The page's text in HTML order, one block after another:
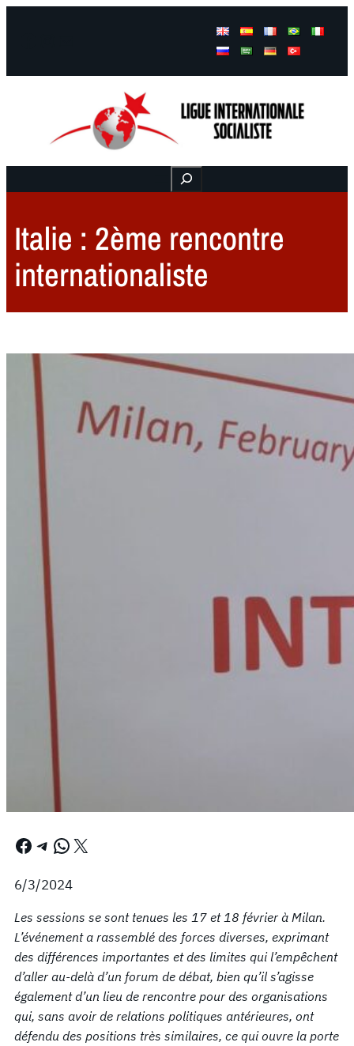
Buscar
Italie : 2ème rencontre
internationaliste
Facebook Telegram WhatsApp X
6/3/2024
Les sessions se sont tenues les 17 et 18 février à Milan.
L’événement a rassemblé des forces diverses, exprimant
des différences importantes et des limites qui l’empêchent
d’aller au-delà d’un forum de débat, bien qu’il s’agisse
également d’un lieu de rencontre pour des organisations
qui, sans avoir de relations politiques antérieures, ont
défendu des positions très similaires, ce qui ouvre la porte